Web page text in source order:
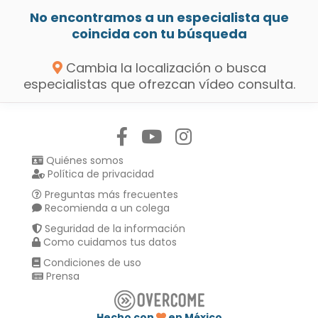
No encontramos a un especialista que
coincida con tu búsqueda
Cambia la localización o busca
especialistas que ofrezcan vídeo consulta.
Quiénes somos
Política de privacidad
Preguntas más frecuentes
Recomienda a un colega
Seguridad de la información
Como cuidamos tus datos
Condiciones de uso
Prensa